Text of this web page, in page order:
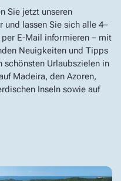
Sie jetzt unseren
und lassen Sie sich alle 4–
per E-Mail informieren – mit
Neuigkeiten und Tipps
schönsten Urlaubszielen in
Madeira, den Azoren,
Inseln sowie auf